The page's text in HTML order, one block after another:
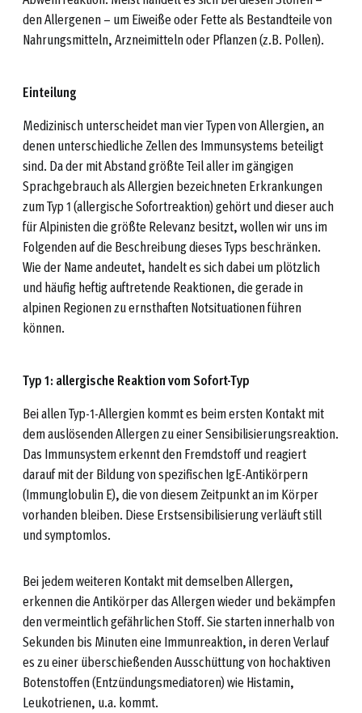
den Allergenen – um Eiweiße oder Fette als Bestandteile von
Nahrungsmitteln, Arzneimitteln oder Pflanzen (z.B. Pollen).
Einteilung
Medizinisch unterscheidet man vier Typen von Allergien, an
denen unterschiedliche Zellen des Immunsystems beteiligt
sind. Da der mit Abstand größte Teil aller im gängigen
Sprachgebrauch als Allergien bezeichneten Erkrankungen
zum Typ 1 (allergische Sofortreaktion) gehört und dieser auch
für Alpinisten die größte Relevanz besitzt, wollen wir uns im
Folgenden auf die Beschreibung dieses Typs beschränken.
Wie der Name andeutet, handelt es sich dabei um plötzlich
und häufig heftig auftretende Reaktionen, die gerade in
alpinen Regionen zu ernsthaften Notsituationen führen
können.
Typ 1: allergische Reaktion vom Sofort-Typ
Bei allen Typ-1-Allergien kommt es beim ersten Kontakt mit
dem auslösenden Allergen zu einer Sensibilisierungsreaktion.
Das Immunsystem erkennt den Fremdstoff und reagiert
darauf mit der Bildung von spezifischen IgE-Antikörpern
(Immunglobulin E), die von diesem Zeitpunkt an im Körper
vorhanden bleiben. Diese Erstsensibilisierung verläuft still
und symptomlos.
Bei jedem weiteren Kontakt mit demselben Allergen,
erkennen die Antikörper das Allergen wieder und bekämpfen
den vermeintlich gefährlichen Stoff. Sie starten innerhalb von
Sekunden bis Minuten eine Immunreaktion, in deren Verlauf
es zu einer überschießenden Ausschüttung von hochaktiven
Botenstoffen (Entzündungsmediatoren) wie Histamin,
Leukotrienen, u.a. kommt.